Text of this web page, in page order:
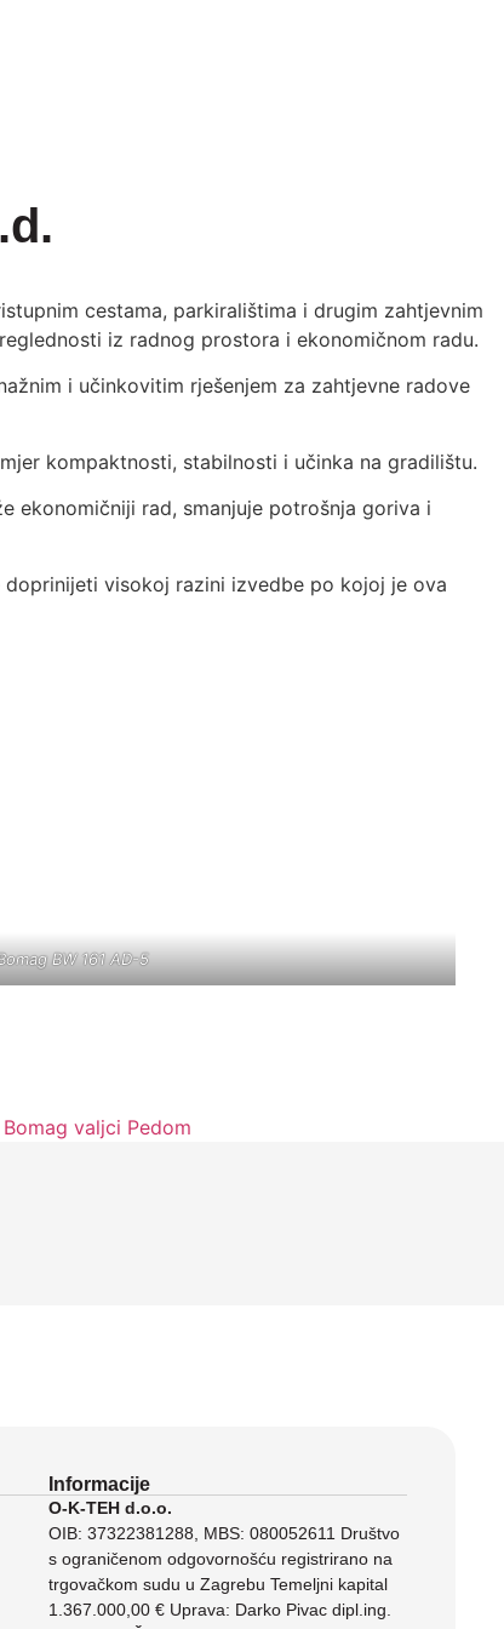
cestama, parkiralištima i drugim zahtjevnim
iz radnog prostora i ekonomičnom radu.
i učinkovitim rješenjem za zahtjevne radove
kompaktnosti, stabilnosti i učinka na gradilištu.
ekonomičniji rad, smanjuje potrošnja goriva i
doprinijeti visokoj razini izvedbe po kojoj je ova
BW 161 AD-5
Informacije
O-K-TEH d.o.o.
OIB: 37322381288, MBS: 080052611 Društvo
s ograničenom odgovornošću registrirano na
trgovačkom sudu u Zagrebu Temeljni kapital
1.367.000,00 € Uprava: Darko Pivac dipl.ing.